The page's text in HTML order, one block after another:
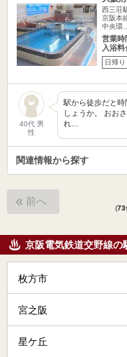
西三荘
京阪本
中央環…
営業時
入浴料
日帰り
40代 男
性
駅から徒歩だと
しょうか。 おお
れ…
関連情報から探す
前へ
(73
京阪電気鉄道交野線の
枚方市
宮之阪
星ケ丘